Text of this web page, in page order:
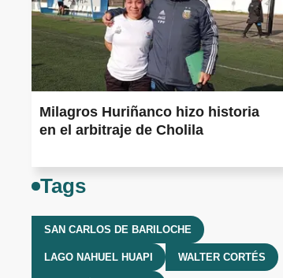
Milagros Huriñanco hizo historia
en el arbitraje de Cholila
Tags
SAN CARLOS DE BARILOCHE
LAGO NAHUEL HUAPI WALTER CORTÉS